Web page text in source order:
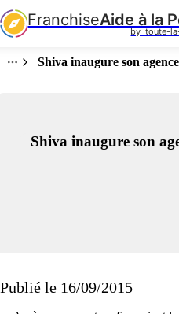
FranchiseAide à la
by  toute-
Shiva inaugure son
Shiva inaugure son
Publié le 16/09/2015